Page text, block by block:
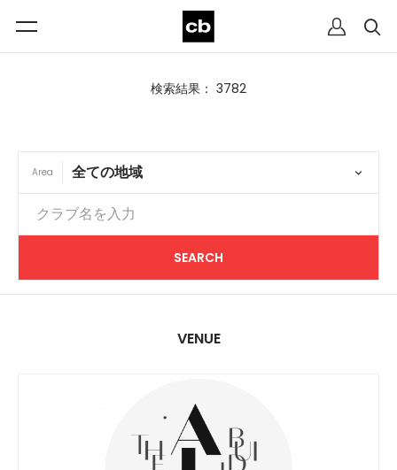
検索結果： 3782
Area
VENUE